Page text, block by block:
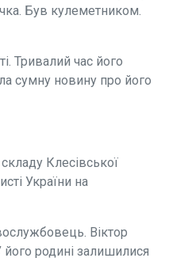
Був кулеметником.
Тривалий час його
сумну новину про його
Клесівської
України на
Віктор
родині залишилися